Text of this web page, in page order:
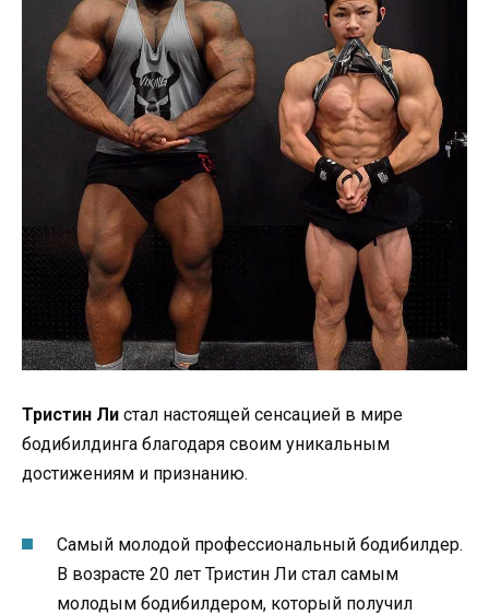
Тристин Ли стал настоящей сенсацией в мире
бодибилдинга благодаря своим уникальным
достижениям и признанию.
Самый молодой профессиональный бодибилдер.
В возрасте 20 лет Тристин Ли стал самым
молодым бодибилдером, который получил